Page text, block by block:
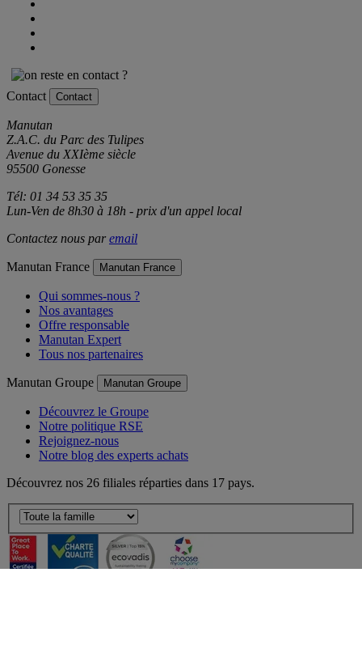
Contact Contact
Manutan
Z.A.C. du Parc des Tulipes
Avenue du XXIème siècle
95500 Gonesse
Tél: 01 34 53 35 35
Lun-Ven de 8h30 à 18h - prix d'un appel local
Contactez nous paremail
Manutan France Manutan France
Qui sommes-nous ?
Nos avantages
Offre responsable
Manutan Expert
Tous nos partenaires
Manutan Groupe Manutan Groupe
Découvrez le Groupe
Notre politique RSE
Rejoignez-nous
Notre blog des experts achats
Découvrez nos 26 filiales réparties dans 17 pays.